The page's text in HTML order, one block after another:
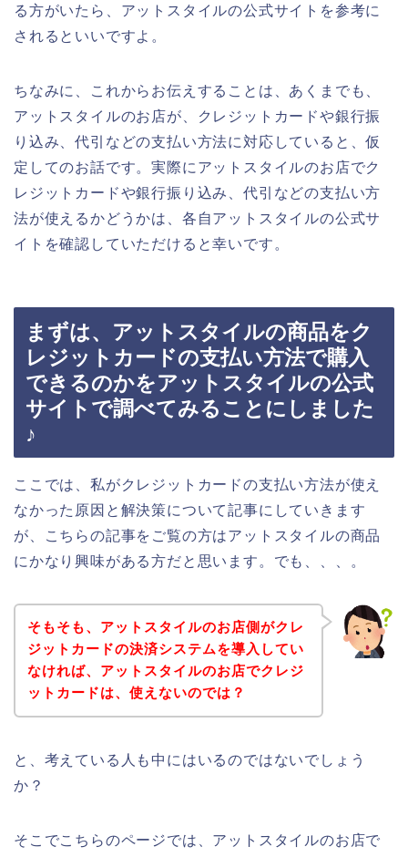
る方がいたら、アットスタイルの公式サイトを参考に
されるといいですよ。
ちなみに、これからお伝えすることは、あくまでも、
アットスタイルのお店が、クレジットカードや銀行振
り込み、代引などの支払い方法に対応していると、仮
定してのお話です。実際にアットスタイルのお店でク
レジットカードや銀行振り込み、代引などの支払い方
法が使えるかどうかは、各自アットスタイルの公式サ
イトを確認していただけると幸いです。
まずは、アットスタイルの商品をク
レジットカードの支払い方法で購入
できるのかをアットスタイルの公式
サイトで調べてみることにしました
♪
ここでは、私がクレジットカードの支払い方法が使え
なかった原因と解決策について記事にしていきます
が、こちらの記事をご覧の方はアットスタイルの商品
にかなり興味がある方だと思います。でも、、、。
そもそも、アットスタイルのお店側がクレ
ジットカードの決済システムを導入してい
なければ、アットスタイルのお店でクレジ
ットカードは、使えないのでは？
と、考えている人も中にはいるのではないでしょう
か？
そこでこちらのページでは、アットスタイルのお店で